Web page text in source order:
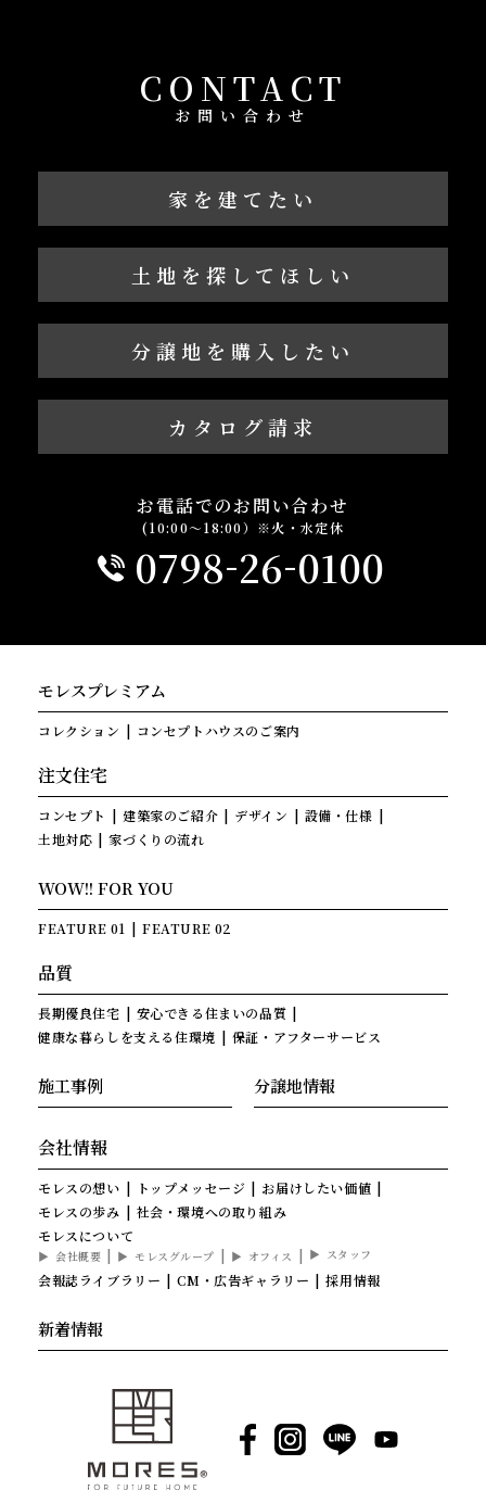
CONTACT
お問い合わせ
家を建てたい
土地を探してほしい
分譲地を購入したい
カタログ請求
お電話でのお問い合わせ
(10:00～18:00）※火・水定休
0798-26-0100
モレスプレミアム
コレクション コンセプトハウスのご案内
注文住宅
コンセプト 建築家のご紹介 デザイン
設備・仕様
土地対応
家づくりの流れ
WOW!! FOR YOU
FEATURE 01 FEATURE 02
品質
長期優良住宅
安心できる住まいの品質
健康な暮らしを支える住環境
保証・アフターサービス
施工事例 分譲地情報
会社情報
モレスの想い トップメッセージ
お届けしたい価値
モレスの歩み
社会・環境への取り組み
モレスについて
会社概要 モレスグループ オフィス スタッフ
会報誌ライブラリー CM・広告ギャラリー 採用情報
新着情報
Facebook
Instagram
LINE YouTube